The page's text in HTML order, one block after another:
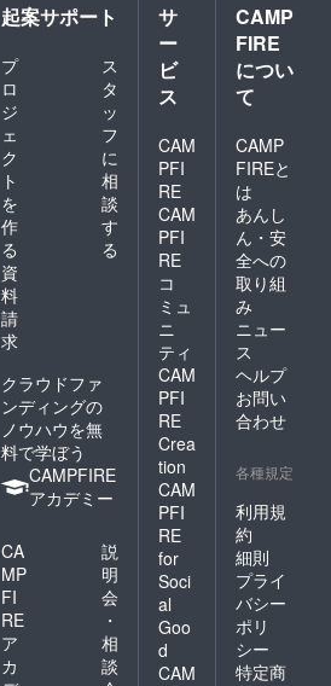
起案サポート
プ
ロ
ジ
ェ
ク
ト
を
作
る
ス
タ
ッ
フ
に
相
談
す
る
資
料
請
求
クラウドファ
ンディングの
ノウハウを無
料で学ぼう
CAMPFIRE
アカデミー
CA
MP
FI
RE
ア
カ
説
明
会
・
相
談
サ
ー
ビ
ス
CAM
PFI
RE
CAM
PFI
RE
コ
ミュ
ニ
ティ
CAM
PFI
RE
Crea
tion
CAM
PFI
RE
for
Soci
al
Goo
d
CAM
CAMP
FIRE
につい
て
CAMP
FIREと
は
あんし
ん・安
全への
取り組
み
ニュー
ス
ヘルプ
お問い
合わせ
各種規定
利用規
約
細則
プライ
バシー
ポリ
シー
特定商